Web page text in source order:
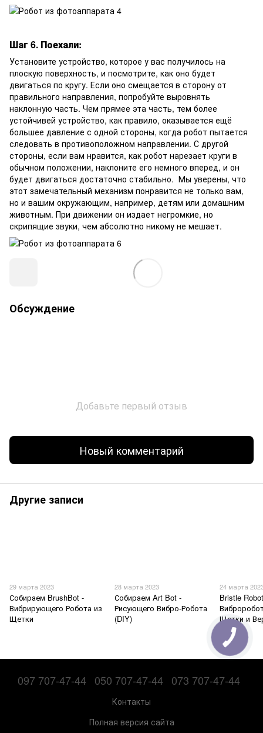
Шаг 6. Поехали:
Установите устройство, которое у вас получилось на
плоскую поверхность, и посмотрите, как оно будет
двигаться по кругу. Если оно смещается в сторону от
правильного направления, попробуйте выровнять
наклонную часть. Чем прямее эта часть, тем более
устойчивей устройство, как правило, оказывается ещё
большее давление с одной стороны, когда робот пытается
следовать в противоположном направлении. С другой
стороны, если вам нравится, как робот нарезает круги в
обычном положении, наклоните его немного вперед, и он
будет двигаться достаточно стабильно. Мы уверены, что
этот замечательный механизм понравится не только вам,
но и вашим окружающим, например, детям или домашним
животным. При движении он издает негромкие, но
скрипящие звуки, чем абсолютно никому не мешает.
Обсуждение
Добавьте первый отзыв
Новый комментарий
Другие записи
29 марта 2023
Собираем BrushBot -
Вибрирующего Робота из
Щетки
28 марта 2023
Собираем Art Bot -
Рисующего Вибро-Робота
(DIY)
24 марта
​Bristle
Щетки и
097 707-47-44 050 707-47-44 073 707-47-44
Контакты
Полная версия сайта